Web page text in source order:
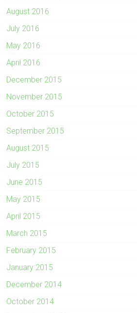
August 2016
July 2016
May 2016
April 2016
December 2015
November 2015
October 2015
September 2015
August 2015
July 2015
June 2015
May 2015
April 2015
March 2015
February 2015
January 2015
December 2014
October 2014